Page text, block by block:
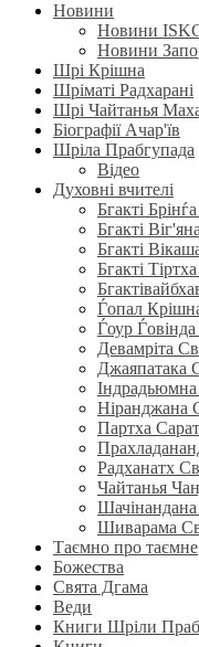
Новини
Новини
Новини
Шрі Крішна
Шріматі Радхарані
Шрі Чайтанья
Біографії Ачар'їв
Шріла Прабгупада
Відео
Духовні вчителі
Бгакті
Бгакті
Бгакті
Бгакті
Ѓопал
Ѓоур
Девамріта
Джаяпатака
Ніранджана
Партха
Радханатх
Чайтанья
Шиварама
Таємно про таємне
Божества
Свята Дгама
Веди
Книги Шріли